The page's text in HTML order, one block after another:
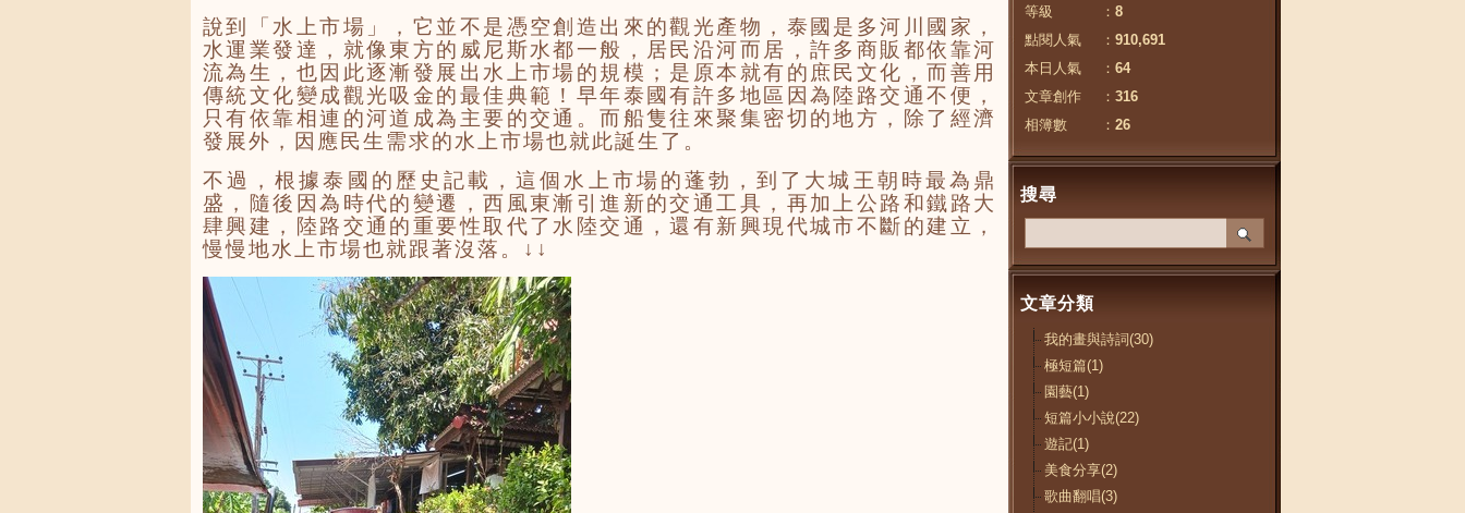
說到「水上市場」，它並不是憑空創造出來的觀光產物，泰國是多河川國家，
水運業發達，就像東方的威尼斯水都一般，居民沿河而居，許多商販都依靠河
流為生，也因此逐漸發展出水上市場的規模；是原本就有的庶民文化，而善用
傳統文化變成觀光吸金的最佳典範！早年泰國有許多地區因為陸路交通不便，
只有依靠相連的河道成為主要的交通。而船隻往來聚集密切的地方，除了經濟
發展外，因應民生需求的水上市場也就此誕生了。
不過，根據泰國的歷史記載，這個水上市場的蓬勃，到了大城王朝時最為鼎
盛，隨後因為時代的變遷，西風東漸引進新的交通工具，再加上公路和鐵路大
肆興建，陸路交通的重要性取代了水陸交通，還有新興現代城市不斷的建立，
慢慢地水上市場也就跟著沒落。↓↓
等級
： 8
點閱人氣
： 910,691
本日人氣
： 64
文章創作
： 316
相簿數
： 26
搜尋
文章分類
我的畫與詩詞(30)
極短篇(1)
園藝(1)
短篇小小說(22)
遊記(1)
美食分享(2)
歌曲翻唱(3)